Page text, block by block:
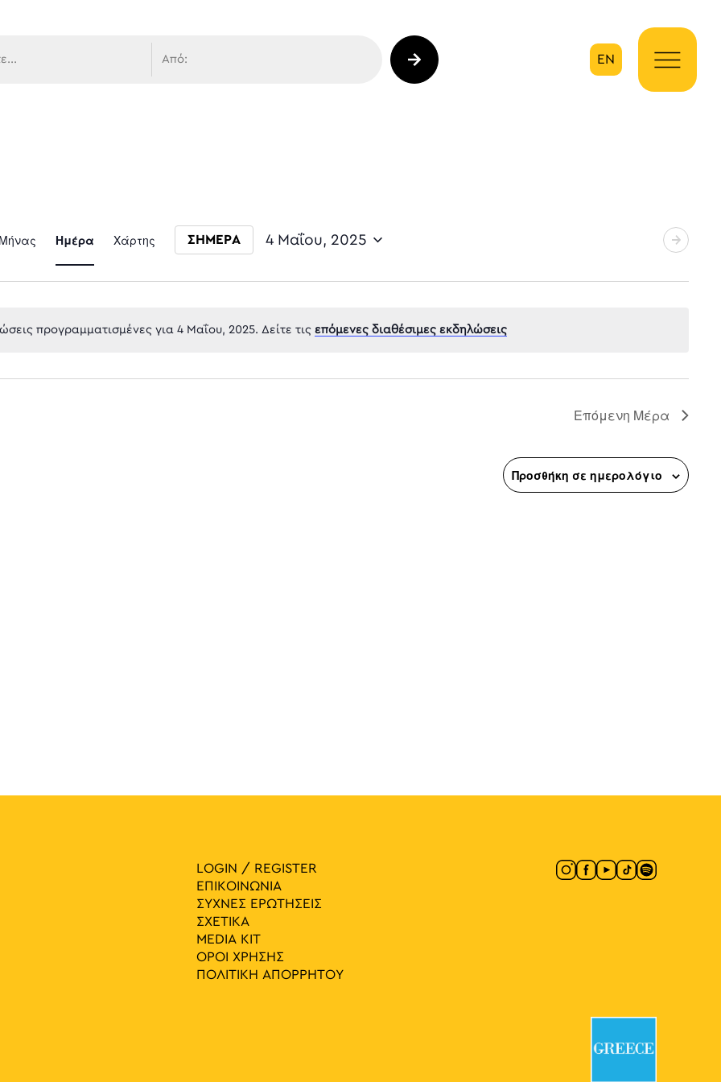
EN
προγραμματισμένες για 4 Μαΐου, 2025. Δείτε τις επόμενες διαθέσιμες εκδηλώσεις
Event
Views
Navigation
Μήνας Ημέρα Χάρτης ΣΗΜΕΡΑ 4 Μαΐου, 2025
Επόμενη Μέρα
Προσθήκη σε ημερολόγιο
LOGIN / REGISTER
ΕΠΙΚΟΙΝΩΝΙΑ
ΣΥΧΝΕΣ ΕΡΩΤΗΣΕΙΣ
ΣΧΕΤΙΚΑ
MEDIA ΚIT
ΟΡΟΙ ΧΡΗΣΗΣ
ΠΟΛΙΤΙΚΗ ΑΠΟΡΡΗΤΟΥ